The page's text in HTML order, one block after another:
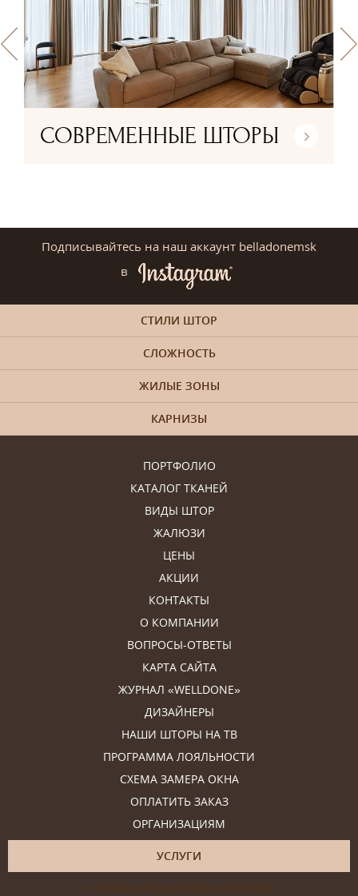
СОВРЕМЕННЫЕ ШТОРЫ
Подписывайтесь на наш аккаунт belladonemsk
в
ПОРТФОЛИО
КАТАЛОГ ТКАНЕЙ
ВИДЫ ШТОР
ЖАЛЮЗИ
ЦЕНЫ
АКЦИИ
КОНТАКТЫ
О КОМПАНИИ
ВОПРОСЫ-ОТВЕТЫ
КАРТА САЙТА
ЖУРНАЛ «WELLDONE»
ДИЗАЙНЕРЫ
НАШИ ШТОРЫ НА ТВ
ПРОГРАММА ЛОЯЛЬНОСТИ
СХЕМА ЗАМЕРА ОКНА
ОПЛАТИТЬ ЗАКАЗ
ОРГАНИЗАЦИЯМ
УСЛУГИ
Онлайн-консультация дизайнера
СТИЛИ ШТОР
СЛОЖНОСТЬ
ЖИЛЫЕ ЗОНЫ
КАРНИЗЫ